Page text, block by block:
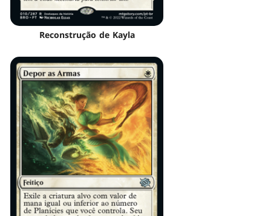
Reconstrução de Kayla